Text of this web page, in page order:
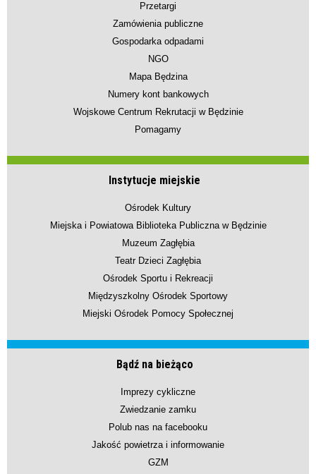
Przetargi
Zamówienia publiczne
Gospodarka odpadami
NGO
Mapa Będzina
Numery kont bankowych
Wojskowe Centrum Rekrutacji w Będzinie
Pomagamy
Instytucje miejskie
Ośrodek Kultury
Miejska i Powiatowa Biblioteka Publiczna w Będzinie
Muzeum Zagłębia
Teatr Dzieci Zagłębia
Ośrodek Sportu i Rekreacji
Międzyszkolny Ośrodek Sportowy
Miejski Ośrodek Pomocy Społecznej
Bądź na bieżąco
Imprezy cykliczne
Zwiedzanie zamku
Polub nas na facebooku
Jakość powietrza i informowanie
GZM